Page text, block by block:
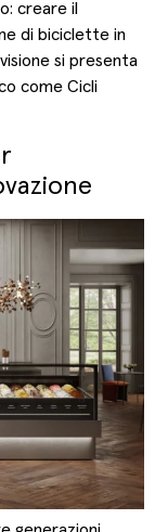
creare il
di biciclette in
si presenta
come Cicli